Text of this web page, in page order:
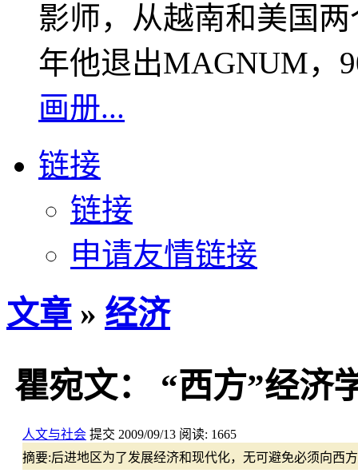
影师，从越南和美国
年他退出MAGNUM，
画册...
链接
链接
申请友情链接
文章 » 经济
瞿宛文： “西方”经济
人文与社会 提交 2009/09/13 阅读: 1665
摘要:后进地区为了发展经济和现代化，无可避免必须向西